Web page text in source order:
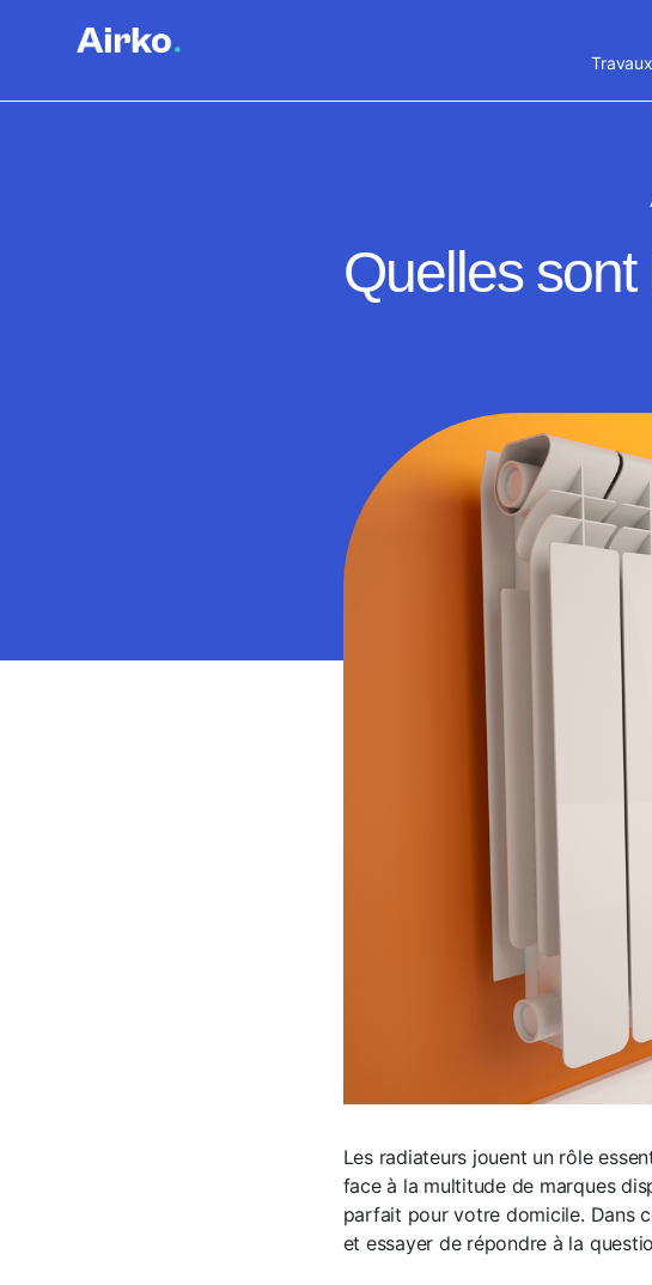
Quelles
Les radiateurs jouent un rôle
face à la multitude de marques
parfait pour votre domicile. Dans
et essayer de répondre à la